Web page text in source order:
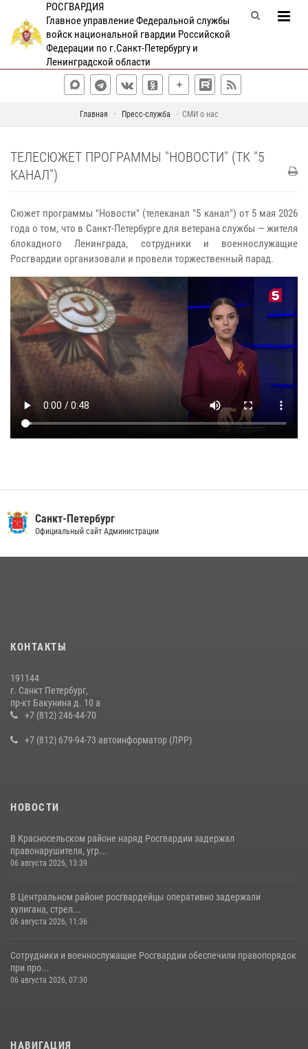
РОСГВАРДИЯ
Главное управление Федеральной службы
войск национальной гвардии Российской
Федерации по г.Санкт-Петербургу и
Ленинградской области
Главная Пресс-служба СМИ о нас
ТЕЛЕСЮЖЕТ ПРОГРАММЫ "НОВОСТИ" (ТК "5
КАНАЛ")
Сюжет программы "Новости" (телеканал "5 канал") от 5 мая 2026
года о том, что в Санкт-Петербурге для ветерана службы — жителя
блокадного Ленинграда, сотрудники и военнослужащие
Росгвардии организовали и провели торжественный парад.
Санкт-Петербург
Официальный сайт Администрации
КОНТАКТЫ
191144
г. Санкт Петербург,
пр-кт Бакунина д. 10 а
+7 (812) 246-44-70
+7 (812) 679-94-73 автоинформатор (ЛРР)
НОВОСТИ
В Красносельском районе наряд Росгвардии задержал
правонарушителя, угр...
06 августа 2026, 13:39
В Центральном районе росгвардейцы оперативно задержали
хулигана, стрел...
06 августа 2026, 11:36
Сотрудники и военнослужащие Росгвардии обеспечили правопорядок
при про...
06 августа 2026, 07:30
НАВИГАЦИЯ